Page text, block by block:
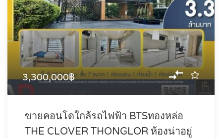
3,300,000฿
ขายคอนโดใกล้รถไฟฟ้า BTSทองหล่อ
THE CLOVER THONGLOR ห้องน่าอยู่